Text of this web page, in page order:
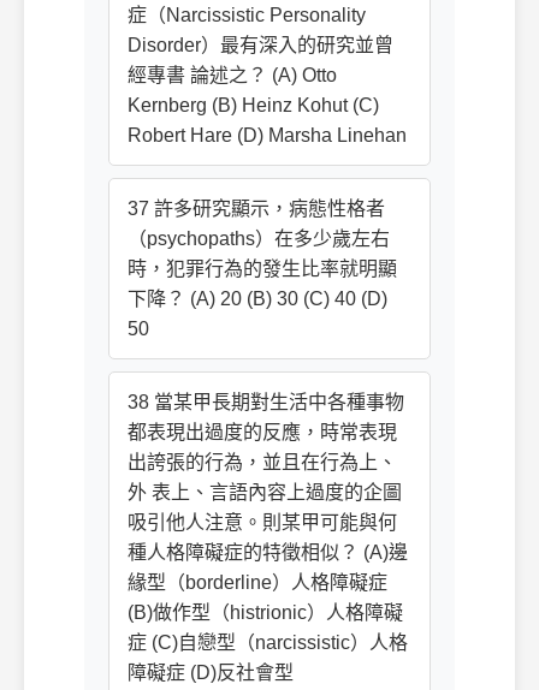
症（Narcissistic Personality
Disorder）最有深入的研究並曾
經專書 論述之？ (A) Otto
Kernberg (B) Heinz Kohut (C)
Robert Hare (D) Marsha Linehan
37 許多研究顯示，病態性格者
（psychopaths）在多少歲左右
時，犯罪行為的發生比率就明顯
下降？ (A) 20 (B) 30 (C) 40 (D)
50
38 當某甲長期對生活中各種事物
都表現出過度的反應，時常表現
出誇張的行為，並且在行為上、
外 表上、言語內容上過度的企圖
吸引他人注意。則某甲可能與何
種人格障礙症的特徵相似？ (A)邊
緣型（borderline）人格障礙症
(B)做作型（histrionic）人格障礙
症 (C)自戀型（narcissistic）人格
障礙症 (D)反社會型